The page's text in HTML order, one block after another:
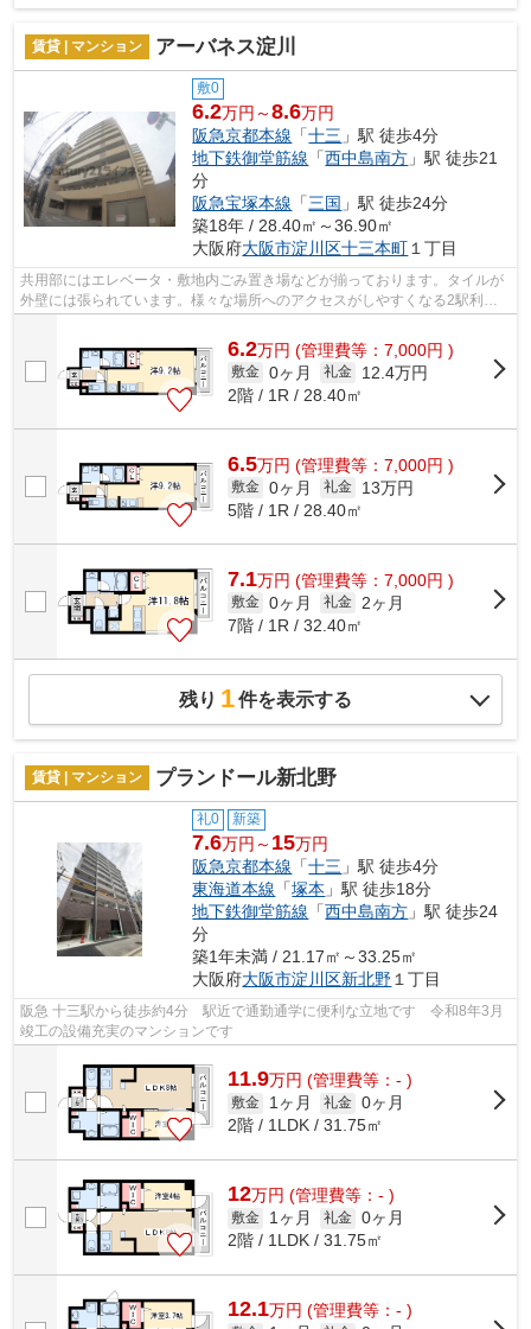
賃貸 | マンション アーバネス淀川
敷0
6.2万円～8.6万円
阪急京都本線 「十三 」駅 徒歩4分
地下鉄御堂筋線 「西中島南方 」駅 徒歩21
分
阪急宝塚本線 「三国 」駅 徒歩24分
築18年 / 28.40㎡～36.90㎡
大阪府大阪市淀川区十三本町 １丁目
共用部にはエレベータ・敷地内ごみ置き場などが揃っております。タイルが
外壁には張られています。様々な場所へのアクセスがしやすくなる2駅利用
6.2万円 (管理費等：7,000円 )
敷金 0ヶ月 礼金
12.4万円
2階 / 1R / 28.40㎡
6.5万円 (管理費等：7,000円 )
敷金 0ヶ月 礼金
13万円
5階 / 1R / 28.40㎡
7.1万円 (管理費等：7,000円 )
敷金 0ヶ月 礼金
2ヶ月
7階 / 1R / 32.40㎡
残り 1件を表示する
賃貸 | マンション プランドール新北野
礼0 新築
7.6万円～ 15万円
阪急京都本線 「十三 」駅 徒歩4分
東海道本線 「塚本 」駅 徒歩18分
地下鉄御堂筋線 「西中島南方 」駅 徒歩24
分
築1年未満 / 21.17㎡～33.25㎡
大阪府大阪市淀川区新北野 １丁目
阪急 十三駅から徒歩約4分 駅近で通勤通学に便利な立地です 令和8年3月
竣工の設備充実のマンションです
11.9万円 (管理費等：- )
敷金 1ヶ月 礼金 0ヶ月
2階 / 1LDK / 31.75㎡
12万円 (管理費等：- )
敷金 1ヶ月 礼金 0ヶ月
2階 / 1LDK / 31.75㎡
12.1万円 (管理費等：- )